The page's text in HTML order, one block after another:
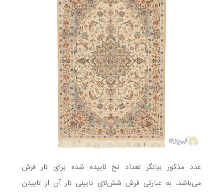
عدد مذکور بیانگر تعداد نخ تابیده شده برای تار فرش
می‌باشد. به عبارتی فرش شش‌لای نایینی تار آن از تابیدن